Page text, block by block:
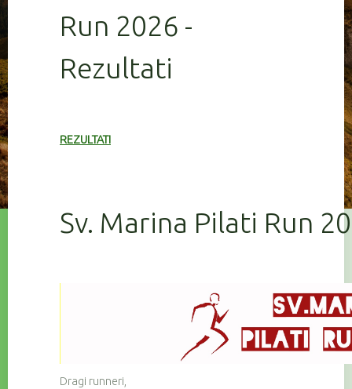
Run 2026 -
Rezultati
REZULTATI
Sv. Marina Pilati Run
Dragi runneri,